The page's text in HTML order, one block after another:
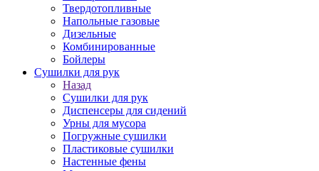
Твердотопливные
Напольные газовые
Дизельные
Комбинированные
Бойлеры
Сушилки для рук
Назад
Сушилки для рук
Диспенсеры для сидений
Урны для мусора
Погружные сушилки
Пластиковые сушилки
Настенные фены